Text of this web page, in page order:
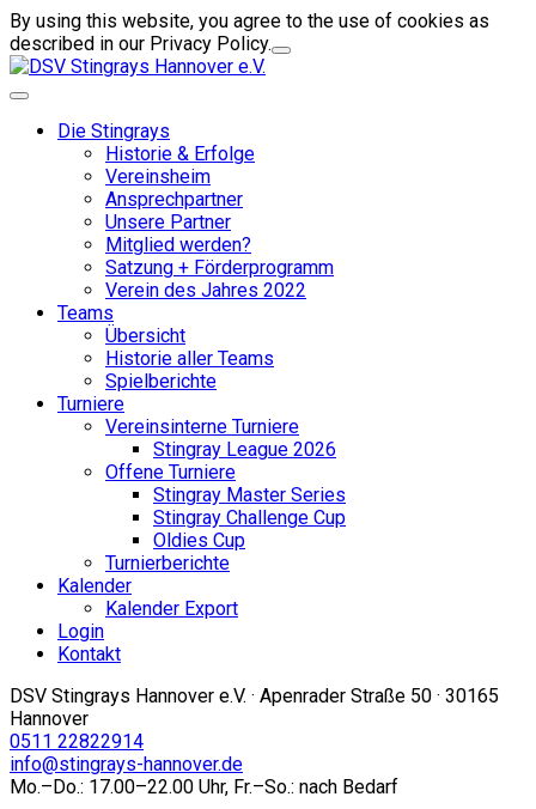
By using this website, you agree to the use of cookies as
described in our Privacy Policy.
Die Stingrays
Historie & Erfolge
Vereinsheim
Ansprechpartner
Unsere Partner
Mitglied werden?
Satzung + Förderprogramm
Verein des Jahres 2022
Teams
Übersicht
Historie aller Teams
Spielberichte
Turniere
Vereinsinterne Turniere
Stingray League 2026
Offene Turniere
Stingray Master Series
Stingray Challenge Cup
Oldies Cup
Turnierberichte
Kalender
Kalender Export
Login
Kontakt
DSV Stingrays Hannover e.V. · Apenrader Straße 50 · 30165
Hannover
0511 22822914
info@stingrays-hannover.de
Mo.–Do.: 17.00–22.00 Uhr, Fr.–So.: nach Bedarf